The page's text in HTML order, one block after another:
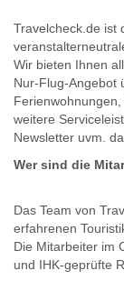
Travelcheck.de ist
Wir bieten Ihnen
Nur-Flug-Angebot
weitere
Newsletter uvm.
Wer sind die
Das Team von
erfahrenen
Die Mitarbeiter im
und IHK-geprüfte